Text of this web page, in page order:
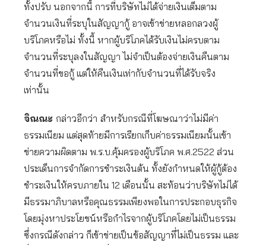
ทั้งปรับ นอกจากนี้ การที่บริษัทไม่ได้จ่ายเงินเต็มตาม
จำนวนเงินที่ระบุในสัญญากู้ อาจเข้าข่ายหลอกลวงผู้
บริโภคหรือไม่ ­ทั้งนี้ หากผู้บริโภคได้รับเงินไม่ครบตาม
จำนวนที่ระบุลงในสัญญา ไม่จำเป็นต้องจ่ายเงินคืนตาม
จำนวนที่ขอกู้ แต่ให้คืนเงินเท่ากับจำนวนที่ได้รับจริง
เท่านั้น
จิณณะ กล่าวอีกว่า สำหรับกรณีที่โฆษณาว่าไม่มีค่า
ธรรมเนียม แต่สุดท้ายมีการเรียกเก็บค่าธรรมเนียมนั้นเข้า
ข่ายความผิดตาม พ.ร.บ.คุ้มครองผู้บริโภค พ.ศ.2522 ส่วน
ประเด็นการจำกัดการชำระเงินต้น ทั้งยังกำหนดให้ผู้กู้ต้อง
ชำระเงินให้ครบภายใน 12 เดือนนั้น สะท้อนว่าบริษัทไม่ได้
มีธรรมาภิบาลหรือคุณธรรมเพียงพอในการประกอบธุรกิจ
โดยมุ่งหาประโยชน์หรือกำไรจากผู้บริโภคโดยไม่เป็นธรรม
ซึ่งกรณีดังกล่าว ก็เข้าข่ายเป็นข้อสัญญาที่ไม่เป็นธรรม และ